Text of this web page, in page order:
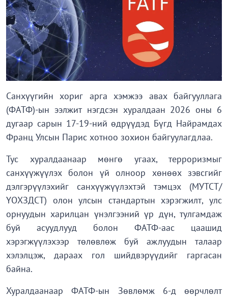
Санхүүгийн хориг арга хэмжээ авах байгууллага
(ФАТФ)-ын ээлжит нэгдсэн хуралдаан 2026 оны 6
дугаар сарын 17-19-ний өдрүүдэд Бүгд Найрамдах
Франц Улсын Парис хотноо зохион байгуулагдлаа.
Тус хуралдаанаар мөнгө угаах, терроризмыг
санхүүжүүлэх болон үй олноор хөнөөх зэвсгийг
дэлгэрүүлэхийг санхүүжүүлэхтэй тэмцэх (МУТСТ/
ҮОХЗДСТ) олон улсын стандартын хэрэгжилт, улс
орнуудын харилцан үнэлгээний үр дүн, тулгамдаж
буй асуудлууд болон ФАТФ-аас цаашид
хэрэгжүүлэхээр төлөвлөж буй ажлуудын талаар
хэлэлцэж, дараах гол шийдвэрүүдийг гаргасан
байна.
Хуралдаанаар ФАТФ-ын Зөвлөмж 6-д өөрчлөлт